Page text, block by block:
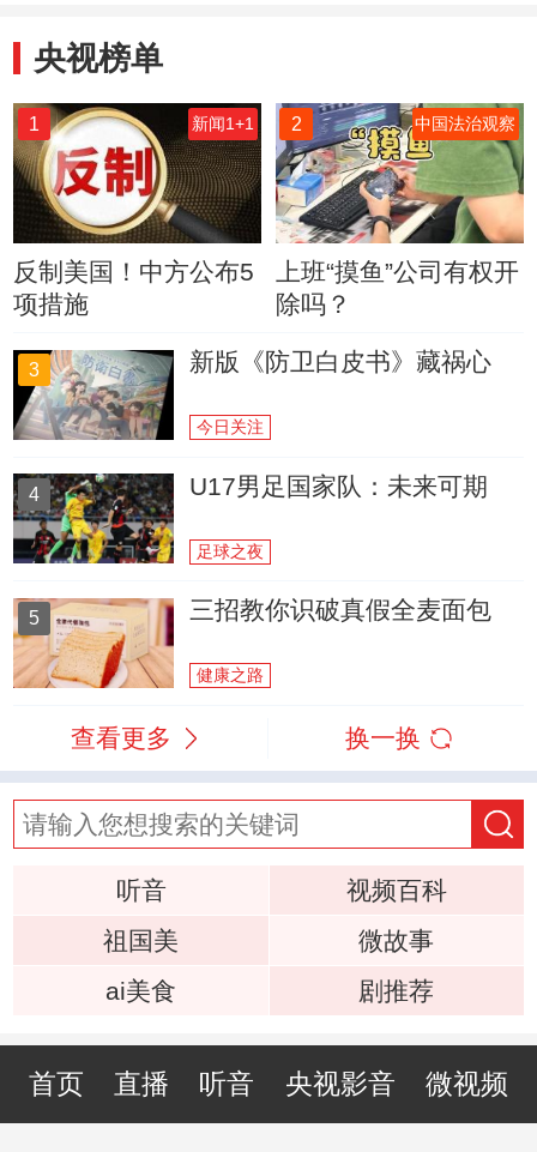
央视榜单
1 新闻1+1
反制美国！中方公布5
项措施
2 中国法治观察
上班“摸鱼”公司有权开
除吗？
3 新版《防卫白皮书》藏祸心
今日关注
4 U17男足国家队：未来可期
足球之夜
5 三招教你识破真假全麦面包
健康之路
查看更多 换一换
听音
视频百科
祖国美
微故事
ai美食
剧推荐
首页 直播 听音 央视影音 微视频